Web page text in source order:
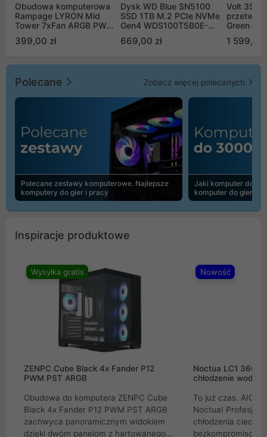
Obudowa komputerowa
Rampage LYRON Mid
Tower 7xFan ARGB PWM
399,00 zł
Dysk WD Blue SN5100
SSD 1TB M.2 PCIe NVMe
Gen4 WDS100T5B0E-
669,00 zł
Volt
Green
1 599,00
Polecane Zobacz więcej polecanych
Polecane zestawy komputerowe. Najlepsze
komputery do gier i pracy
Jaki komputer do
komputer do gier |
Inspiracje produktowe
Wysyłka gratis
ZENPC Cube Black 4x Fander P12
PWM PST ARGB
Obudowa do komputera ZENPC Cube
Black 4x Fander P12 PWM PST ARGB
zachwyca panoramicznym widokiem
dzięki dwóm panelom z hartowanego
Nowość
Noctua LC1
chłodzenie wodne
To już czas. AIO
Noctua!
chłodzenia cieczą